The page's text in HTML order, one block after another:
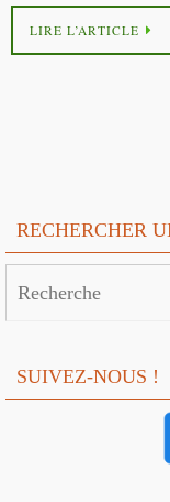
LIRE L’ARTICLE
RECHERCHER
SUIVEZ-NOUS !